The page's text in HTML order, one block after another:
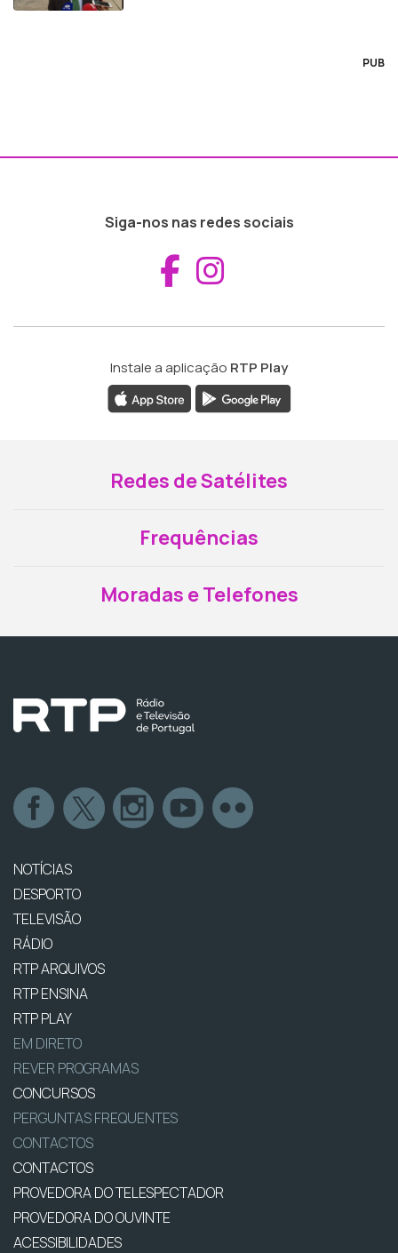
PUB
Siga-nos nas redes sociais
Aceder ao
Instale a aplicação RTP Play
Redes de Satélites
Frequências
Moradas e Telefones
NOTÍCIAS
DESPORTO
TELEVISÃO
RÁDIO
RTP ARQUIVOS
RTP ENSINA
RTP PLAY
EM DIRETO
REVER PROGRAMAS
CONCURSOS
PERGUNTAS FREQUENTES
CONTACTOS
CONTACTOS
PROVEDORA DO TELESPECTADOR
PROVEDORA DO OUVINTE
ACESSIBILIDADES